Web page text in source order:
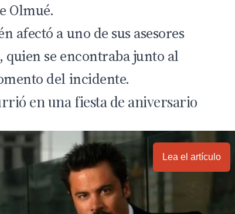
Olmué.
afectó a uno de sus asesores
se encontraba junto al
del incidente.
en una fiesta de aniversario
Lea el artículo